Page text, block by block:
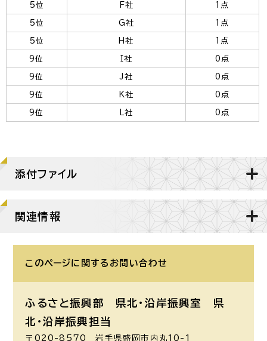
5位 F社 1点
5位 G社 1点
5位 H社 1点
9位 I社 0点
9位 J社 0点
9位 K社 0点
9位 L社 0点
添付ファイル
関連情報
このページに関する お問い合わせ
ふるさと振興部 県北・沿岸振興室 県
北・沿岸振興担当
〒020-8570 岩手県盛岡市内丸10-1